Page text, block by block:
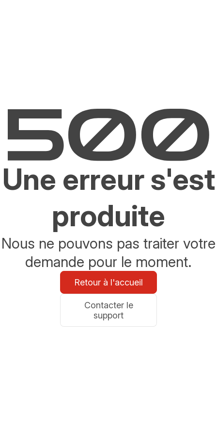
Une erreur s'est
produite
Nous ne pouvons pas traiter votre
demande pour le moment.
Retour à l'accueil
Contacter le
support